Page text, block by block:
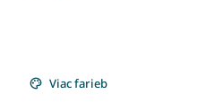
Viac farieb